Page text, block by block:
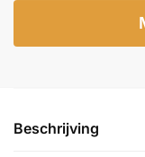
Beschrijving